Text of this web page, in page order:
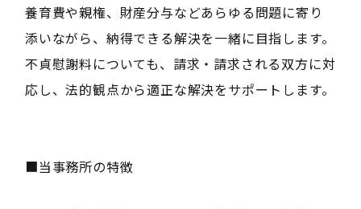
養育費や親権、財産分与などあらゆる問題に寄り
添いながら、納得できる解決を一緒に目指します。
不貞慰謝料についても、請求・請求される双方に対
応し、法的観点から適正な解決をサポートします。
■当事務所の特徴